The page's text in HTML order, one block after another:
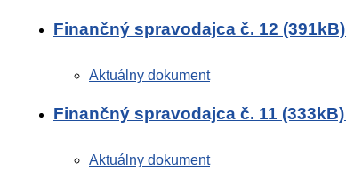
Finančný spravodajca č. 12 (391kB)
Aktuálny dokument
Finančný spravodajca č. 11 (333kB)
Aktuálny dokument